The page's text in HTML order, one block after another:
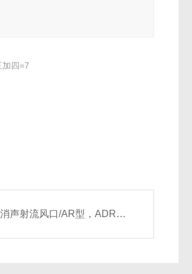
四=7
射流风口/AR型，ADR矩形风口